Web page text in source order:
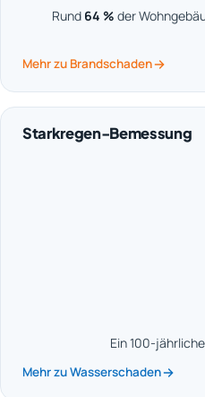
Rund 64 % der
Mehr zu Brandschaden
Starkregen-Bemessung
Ein 100-
Mehr zu Wasserschaden